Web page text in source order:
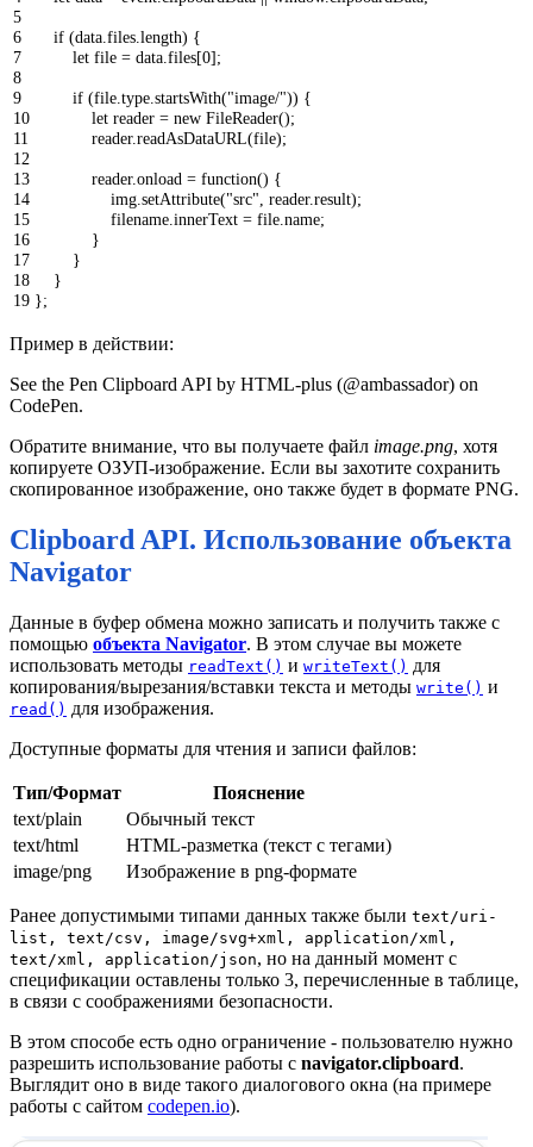
5
6
7
8
9
10
11
12
13
14
15
16
17
18
19
if (data files length) {
let file = data files[0] ;
if (file type startsWith("image/")) {
let reader = new FileReader();
reader. readAsDataURL(file);
reader. onload = function() {
img setAttribute("src" reader. result);
filename innerText = file name;
}
}
}
};
Пример в действии:
See the Pen Clipboard API by HTML-plus (@ambassador) on
CodePen.
Обратите внимание, что вы получаете файл image.png, хотя
копируете ОЗУП-изображение. Если вы захотите сохранить
скопированное изображение, оно также будет в формате PNG.
Clipboard API. Использование объекта
Navigator
Данные в буфер обмена можно записать и получить также с
помощью объекта Navigator. В этом случае вы можете
использовать методы readText() и writeText() для
копирования/вырезания/вставки текста и методы write() и
read() для изображения.
Доступные форматы для чтения и записи файлов:
Тип/Формат
Пояснение
text/plain
Обычный текст
text/html
HTML-разметка (текст с тегами)
image/png
Изображение в png-формате
Ранее допустимыми типами данных также были text/uri-
list, text/csv, image/svg+xml, application/xml,
text/xml, application/json, но на данный момент с
спецификации оставлены только 3, перечисленные в таблице,
в связи с соображениями безопасности.
В этом способе есть одно ограничение - пользователю нужно
разрешить использование работы с navigator.clipboard.
Выглядит оно в виде такого диалогового окна (на примере
работы с сайтом codepen.io).